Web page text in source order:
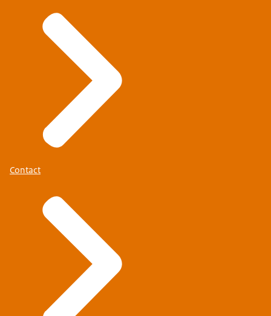
Contact